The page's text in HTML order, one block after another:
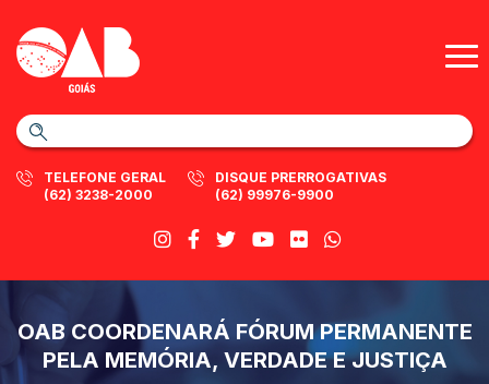
TELEFONE GERAL
(62) 3238-2000
DISQUE PRERROGATIVAS
(62) 99976-9900
OAB COORDENARÁ FÓRUM PERMANENTE
PELA MEMÓRIA, VERDADE E JUSTIÇA